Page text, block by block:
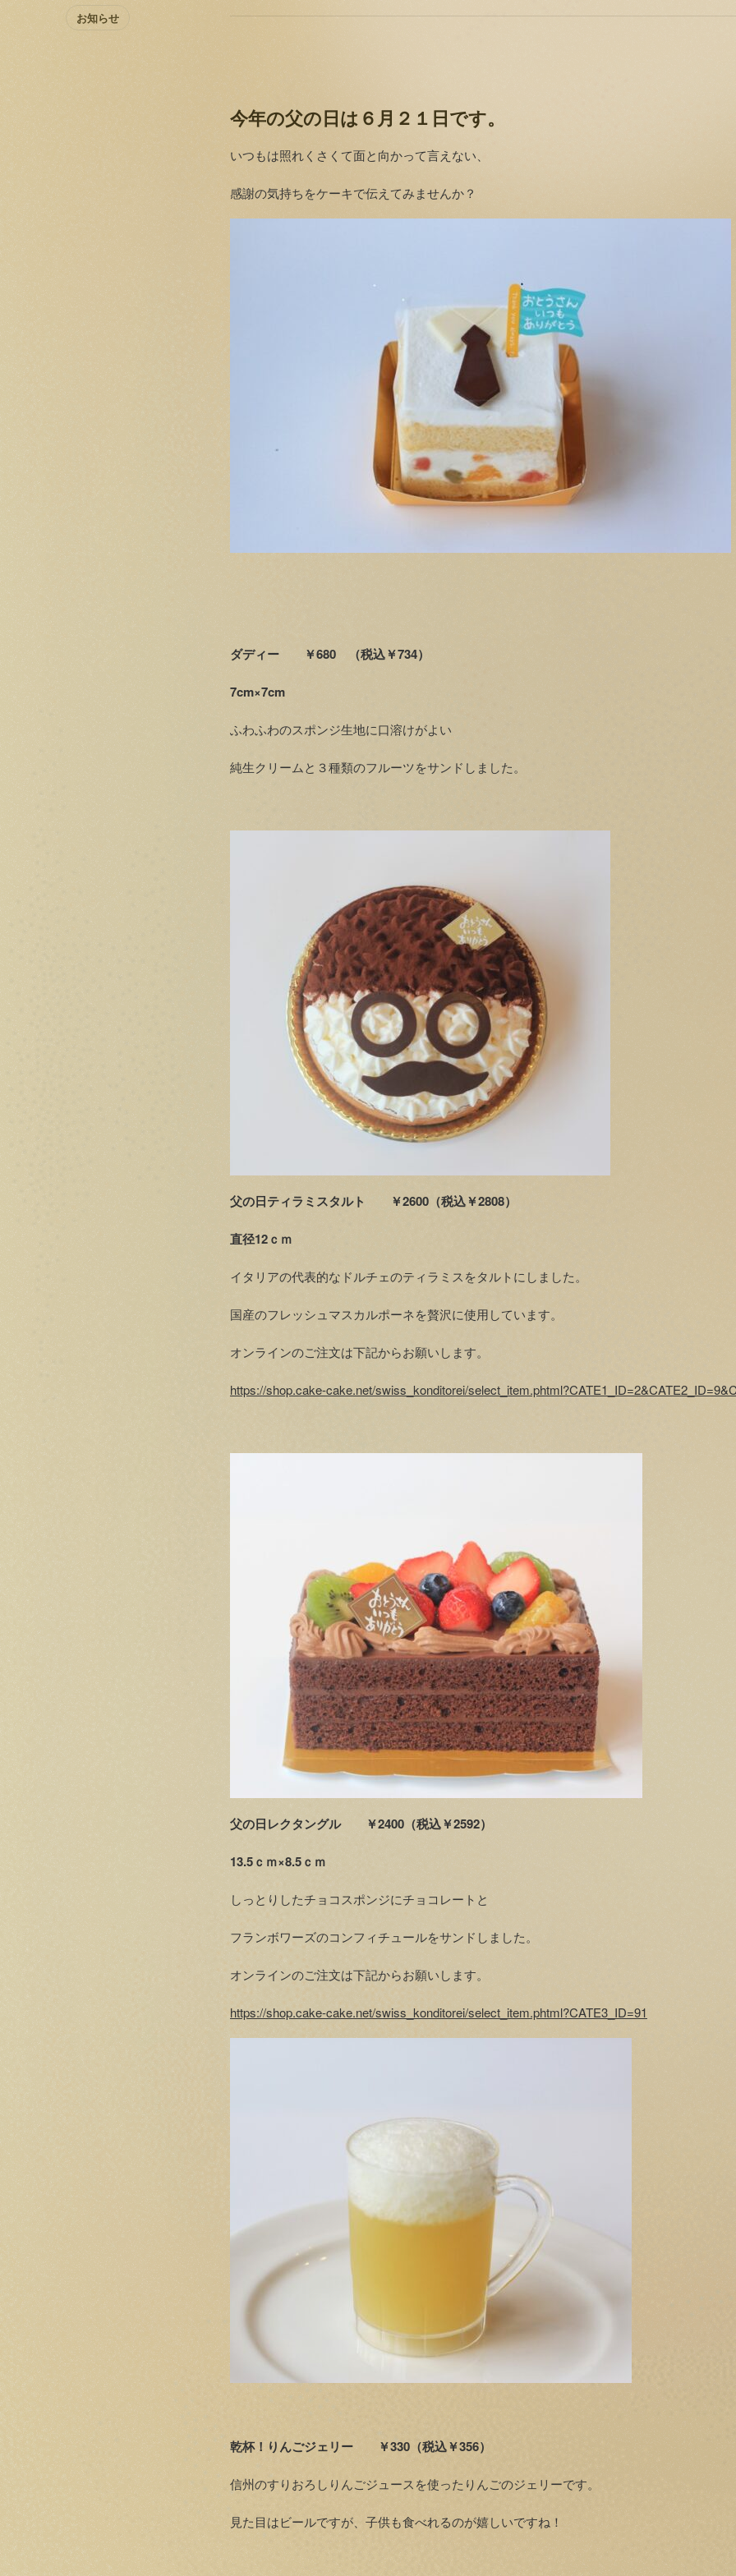
お知らせ
今年の父の日は６月２１日です。
いつもは照れくさくて面と向かって言えない、
感謝の気持ちをケーキで伝えてみませんか？
ダディー ￥680 （税込￥734）
7cm×7cm
ふわふわのスポンジ生地に口溶けがよい
純生クリームと３種類のフルーツをサンドしました。
父の日ティラミスタルト ￥2600（税込￥2808）
直径12ｃｍ
イタリアの代表的なドルチェのティラミスをタルトにしました。
国産のフレッシュマスカルポーネを贅沢に使用しています。
オンラインのご注文は下記からお願いします。
https://shop.cake-cake.net/swiss_konditorei/
父の日レクタングル ￥2400（税込￥2592）
13.5ｃｍ×8.5ｃｍ
しっとりしたチョコスポンジにチョコレートと
フランボワーズのコンフィチュールをサンドしました。
オンラインのご注文は下記からお願いします。
https://shop.cake-cake.net/swiss_konditorei/select_item.phtml?CATE3_ID=91
乾杯！りんごジェリー ￥330（税込￥356）
信州のすりおろしりんごジュースを使ったりんごのジェリーです。
見た目はビールですが、子供も食べれるのが嬉しいですね！